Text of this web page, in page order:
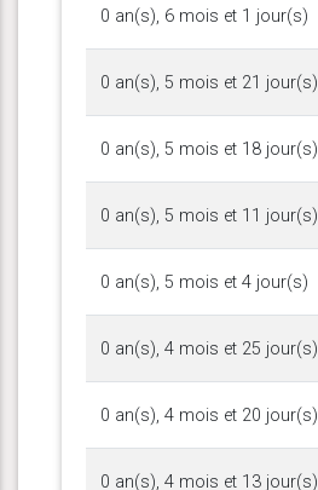
0 an(s), 6 mois et 1 jour(s)
0 an(s), 5 mois et 21 jour(s)
0 an(s), 5 mois et 18 jour(s)
0 an(s), 5 mois et 11 jour(s)
0 an(s), 5 mois et 4 jour(s)
0 an(s), 4 mois et 25 jour(s)
0 an(s), 4 mois et 20 jour(s)
0 an(s), 4 mois et 13 jour(s)